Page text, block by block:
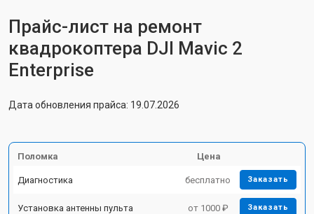
Прайс-лист на ремонт
квадрокоптера DJI Mavic 2
Enterprise
Дата обновления прайса: 19.07.2026
Поломка Цена
Диагностика бесплатно Заказать
Установка антенны пульта от 1000 ₽ Заказать